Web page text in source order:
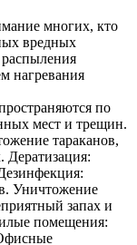
многих, кто
вредных
нагревания
по
мест и трещин.
тараканов,
Дератизация:
Уничтожение
запах и
помещения: